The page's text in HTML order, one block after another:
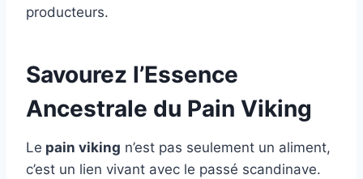
producteurs.
Savourez l’Essence
Ancestrale du Pain Viking
Le pain viking n’est pas seulement un aliment,
c’est un lien vivant avec le passé scandinave.